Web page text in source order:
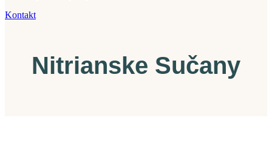
Kontakt
Nitrianske Sučany